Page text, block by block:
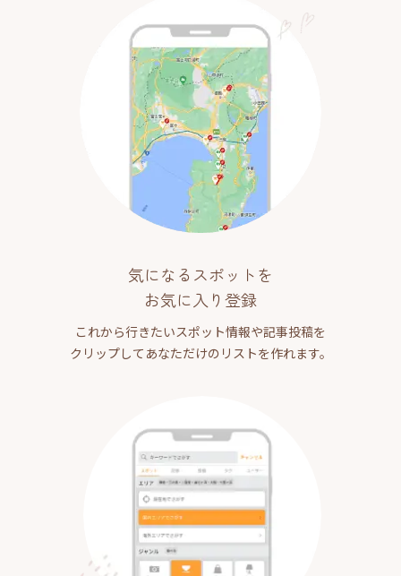
気になるスポットを
お気に入り登録
これから行きたいスポット情報や記事投稿を
クリップしてあなただけのリストを作れます。